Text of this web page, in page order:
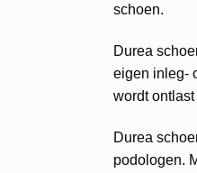
schoen.
Durea
eigen inleg-
wordt
Durea
podologen.